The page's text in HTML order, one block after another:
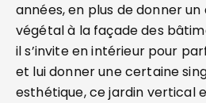
années, en plus de donner
végétal à la façade des
il s’invite en intérieur pour
et lui donner une certaine
esthétique, ce jardin vertical